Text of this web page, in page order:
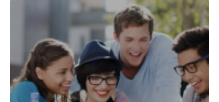
03
Theo Viện Nghiên cứu thị trường lao động và việc làm
(IAB) của Đức công bố, khoảng 1,36 triệu việc làm tại
Đức chưa tìm được nhân lực (2019). Sinh viên tốt